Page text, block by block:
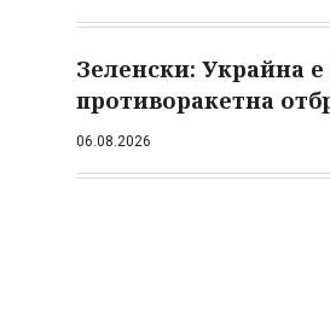
Зеленски: Украйна
противоракетна
06.08.2026